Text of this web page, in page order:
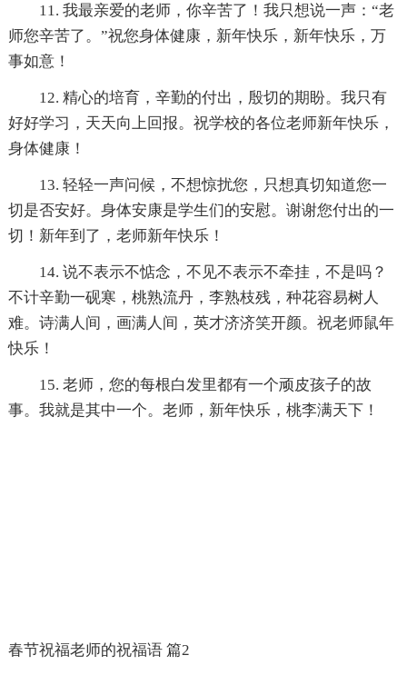
11. 我最亲爱的老师，你辛苦了！我只想说一声：“老
师您辛苦了。”祝您身体健康，新年快乐，新年快乐，万
事如意！
12. 精心的培育，辛勤的付出，殷切的期盼。我只有
好好学习，天天向上回报。祝学校的各位老师新年快乐，
身体健康！
13. 轻轻一声问候，不想惊扰您，只想真切知道您一
切是否安好。身体安康是学生们的安慰。谢谢您付出的一
切！新年到了，老师新年快乐！
14. 说不表示不惦念，不见不表示不牵挂，不是吗？
不计辛勤一砚寒，桃熟流丹，李熟枝残，种花容易树人
难。诗满人间，画满人间，英才济济笑开颜。祝老师鼠年
快乐！
15. 老师，您的每根白发里都有一个顽皮孩子的故
事。我就是其中一个。老师，新年快乐，桃李满天下！
春节祝福老师的祝福语 篇2